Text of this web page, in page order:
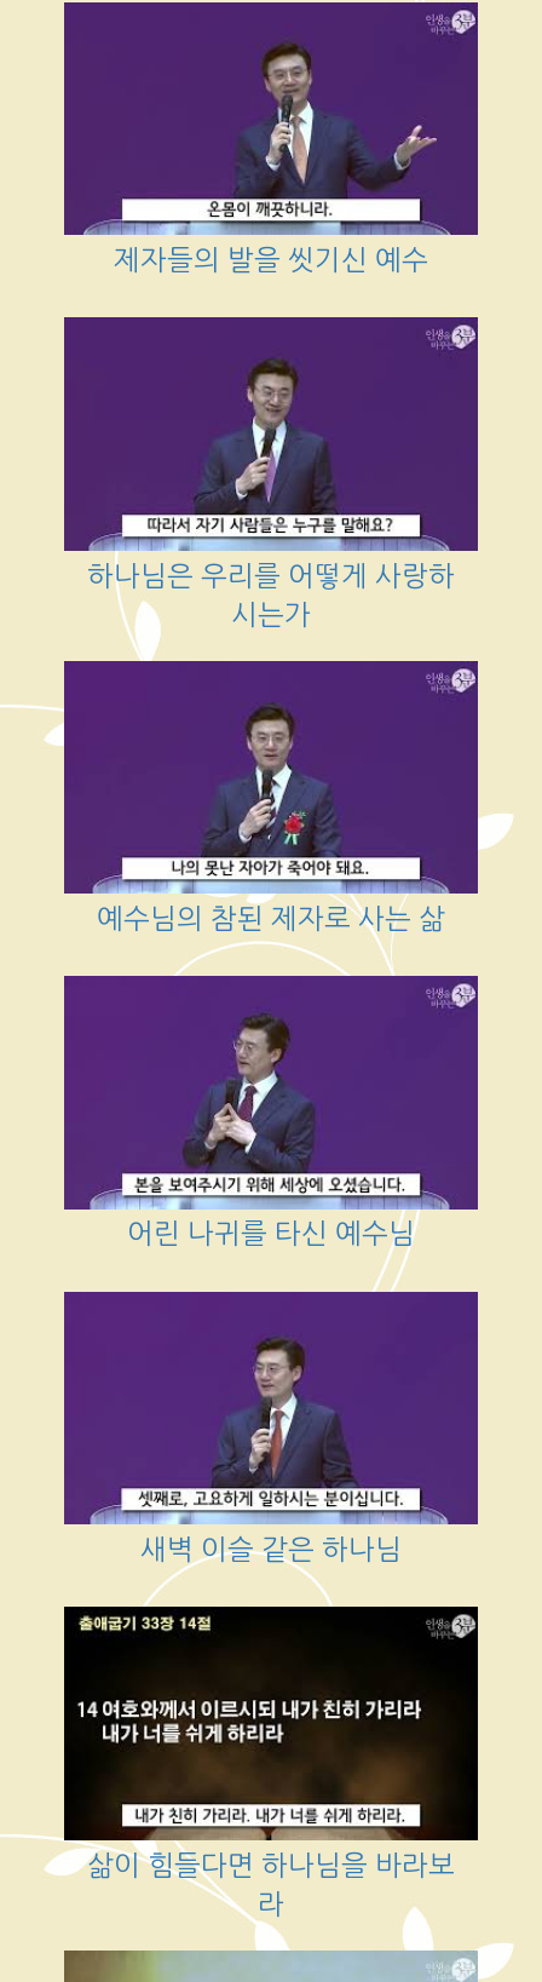
제자들의 발을 씻기신 예수
하나님은 우리를 어떻게 사랑하
시는가
예수님의 참된 제자로 사는 삶
어린 나귀를 타신 예수님
새벽 이슬 같은 하나님
삶이 힘들다면 하나님을 바라보
라